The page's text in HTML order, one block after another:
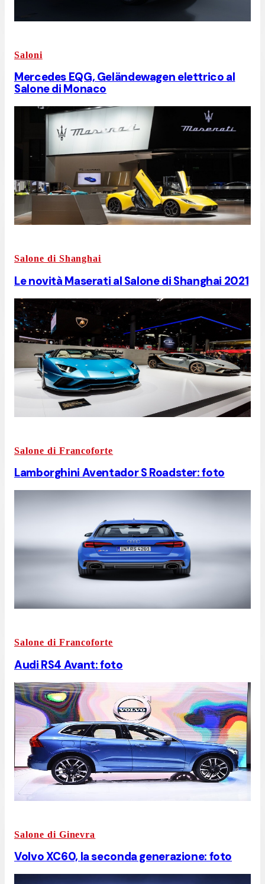
Saloni
Mercedes EQG, Geländewagen elettrico al
Salone di Monaco
Salone di Shanghai
Le novità Maserati al Salone di Shanghai 2021
Salone di Francoforte
Lamborghini Aventador S Roadster: foto
Salone di Francoforte
Audi RS4 Avant: foto
Salone di Ginevra
Volvo XC60, la seconda generazione: foto